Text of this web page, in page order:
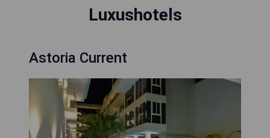
Luxushotels
Astoria Current